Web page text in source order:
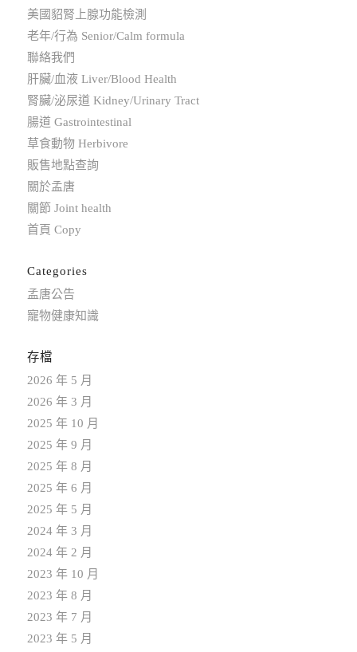
美國貂腎上腺功能檢測
老年/行為 Senior/Calm formula
聯絡我們
肝臟/血液 Liver/Blood Health
腎臟/泌尿道 Kidney/Urinary Tract
腸道 Gastrointestinal
草食動物 Herbivore
販售地點查詢
關於孟唐
關節 Joint health
首頁 Copy
Categories
孟唐公告
寵物健康知識
存檔
2026 年 5 月
2026 年 3 月
2025 年 10 月
2025 年 9 月
2025 年 8 月
2025 年 6 月
2025 年 5 月
2024 年 3 月
2024 年 2 月
2023 年 10 月
2023 年 8 月
2023 年 7 月
2023 年 5 月